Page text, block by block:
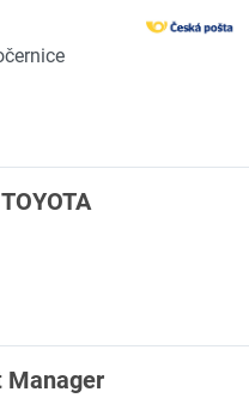
Manager